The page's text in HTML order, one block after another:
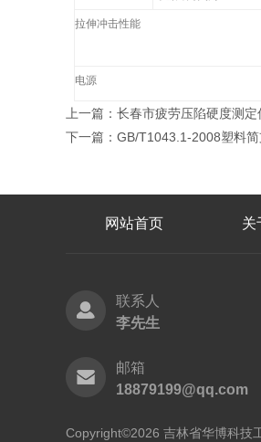
拉伸冲击性能
电源
上一篇： 长春市疲劳压陷硬度测定
下一篇： GB/T1043.1-2008塑料
网站首页 关
联系人
李先生
邮箱
18879199@qq.com
Copyright©2026 吉林省华博科技